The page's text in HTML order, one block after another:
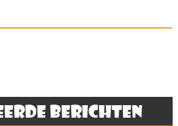
berichten